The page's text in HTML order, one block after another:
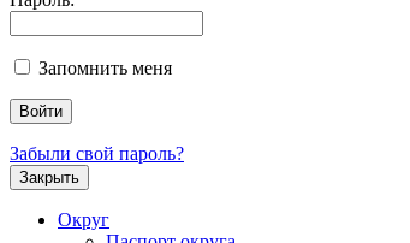
Запомнить меня
Забыли свой пароль?
Закрыть
Округ